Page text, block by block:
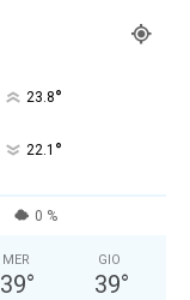
23.8°
22.1 °
0 %
MER
39°
GIO
39°